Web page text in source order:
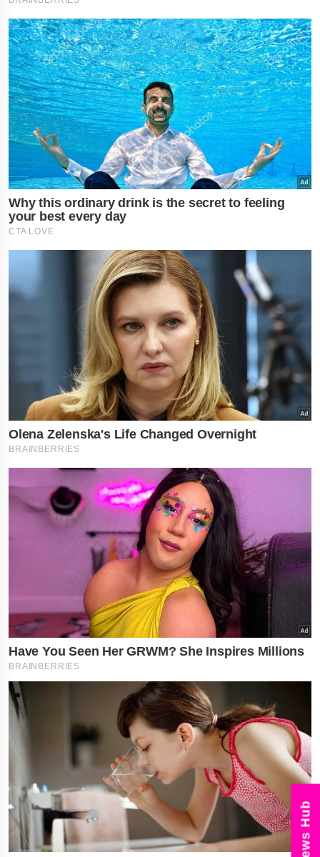
નોકરી-ધંધામાં પ્રગતિ... આ
રાશિના લોકોને ફળશે આજનો
દિવસ , જાણો તમારું રાશિફળ?